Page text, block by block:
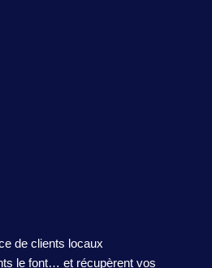
de clients locaux
le font… et récupèrent vos